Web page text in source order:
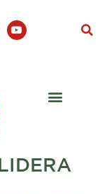
Y
o
u